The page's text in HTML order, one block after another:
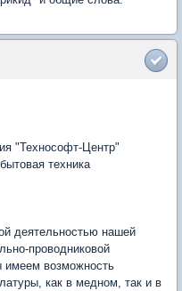
"Технософт-Центр"
техника
деятельностью нашей
проводниковой
имеем возможность
как в медном, так и в